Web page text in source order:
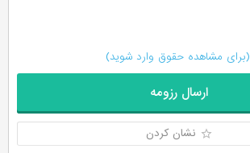
(برای مشاهده حقوق وارد شوید)
ارسال رزومه
نشان کردن